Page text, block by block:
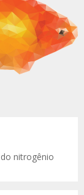
nitrogênio